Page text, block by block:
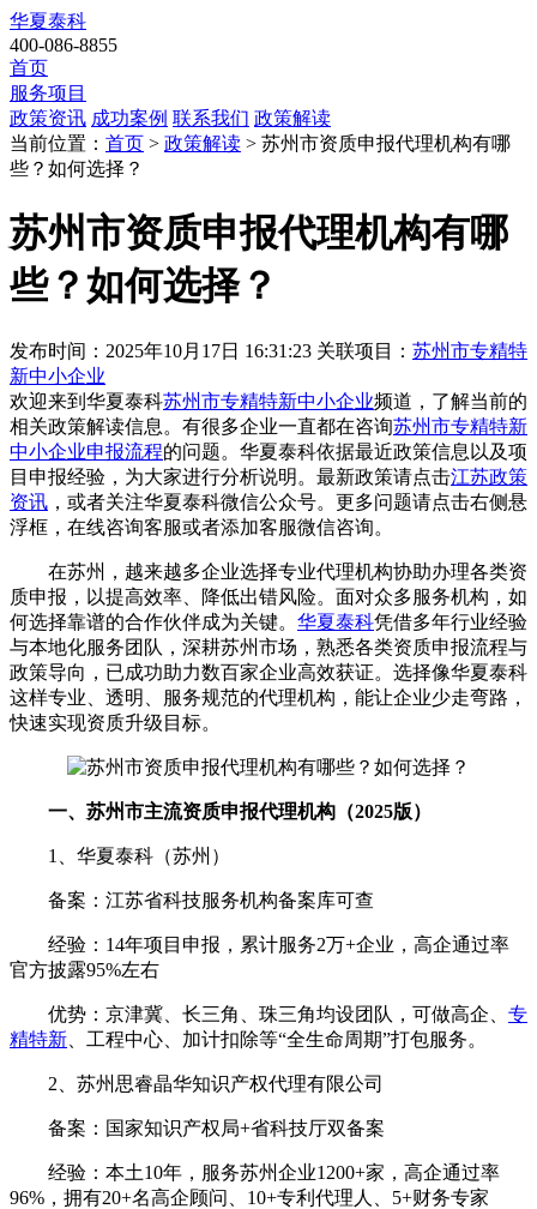
华夏泰科
400-086-8855
首页
服务项目
政策资讯 成功案例 联系我们 政策解读
当前位置： 首页 > 政策解读 > 苏州市资质申报代理机构有哪
些？如何选择？
苏州市资质申报代理机构有哪
些？如何选择？
发布时间：2025年10月17日 16:31:23 关联项目： 苏州市专精特
新中小企业
欢迎来到华夏泰科苏州市专精特新中小企业频道，了解当前的
相关政策解读信息。有很多企业一直都在咨询苏州市专精特新
中小企业申报流程的问题。华夏泰科依据最近政策信息以及项
目申报经验，为大家进行分析说明。最新政策请点击江苏政策
资讯 ，或者关注华夏泰科微信公众号。更多问题请点击右侧悬
浮框，在线咨询客服或者添加客服微信咨询。
在苏州，越来越多企业选择专业代理机构协助办理各类资
质申报，以提高效率、降低出错风险。面对众多服务机构，如
何选择靠谱的合作伙伴成为关键。 华夏泰科凭借多年行业经验
与本地化服务团队，深耕苏州市场，熟悉各类资质申报流程与
政策导向，已成功助力数百家企业高效获证。选择像华夏泰科
这样专业、透明、服务规范的代理机构，能让企业少走弯路，
快速实现资质升级目标。
一、苏州市主流资质申报代理机构（2025版）
1、华夏泰科（苏州）
备案：江苏省科技服务机构备案库可查
经验：14年项目申报，累计服务2万+企业，高企通过率
官方披露95%左右
优势：京津冀、长三角、珠三角均设团队，可做高企、 专
精特新 、工程中心、加计扣除等“全生命周期”打包服务。
2、苏州思睿晶华知识产权代理有限公司
备案：国家知识产权局+省科技厅双备案
经验：本土10年，服务苏州企业1200+家，高企通过率
96%，拥有20+名高企顾问、10+专利代理人、5+财务专家